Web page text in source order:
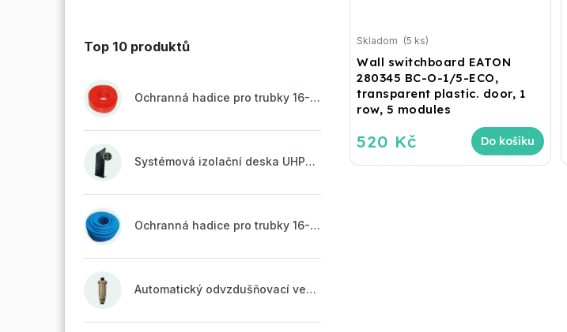
Top 10 produktů
Ochranná hadice pro trubky 16-18mm - červená
Systémová izolační deska UHP51 (STIROTERMAL DUO 11)
Ochranná hadice pro trubky 16-18mm - modrá
Automatický odvzdušňovací ventil 1/2" se zpětnou klapkou mosazný
Wall switchboard EATON
280345 BC-O-1/5-ECO,
transparent plastic. door, 1
row, 5 modules
Skladom (5 ks)
520 Kč Do košíku